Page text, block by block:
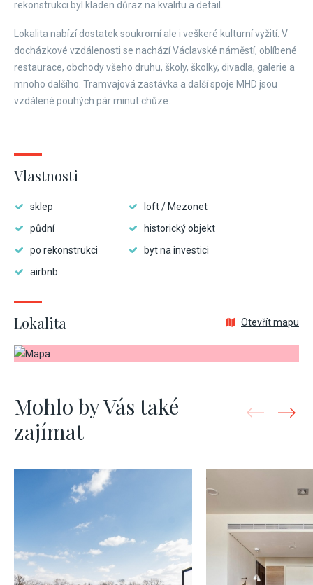
rekonstrukci byl kladen důraz na kvalitu a detail.
Lokalita nabízí dostatek soukromí ale i veškeré kulturní vyžití. V
docházkové vzdálenosti se nachází Václavské náměstí, oblíbené
restaurace, obchody všeho druhu, školy, školky, divadla, galerie a
mnoho dalšího. Tramvajová zastávka a další spoje MHD jsou
vzdálené pouhých pár minut chůze.
Vlastnosti
sklep
loft / Mezonet
půdní
historický objekt
po rekonstrukci
byt na investici
airbnb
Lokalita Otevřít mapu
Mohlo by Vás také
zajímat